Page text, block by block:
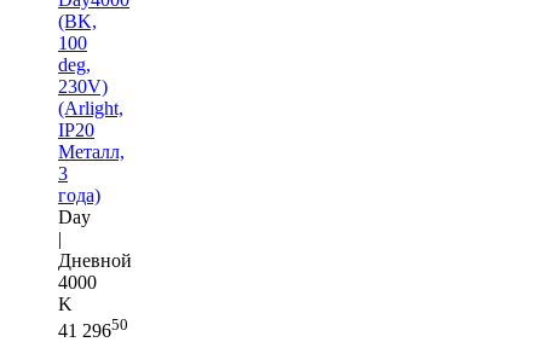
(BK,
100
deg,
230V)
(Arlight,
IP20
Металл,
3
года)
Day
|
Дневной
4000
K
41 29650